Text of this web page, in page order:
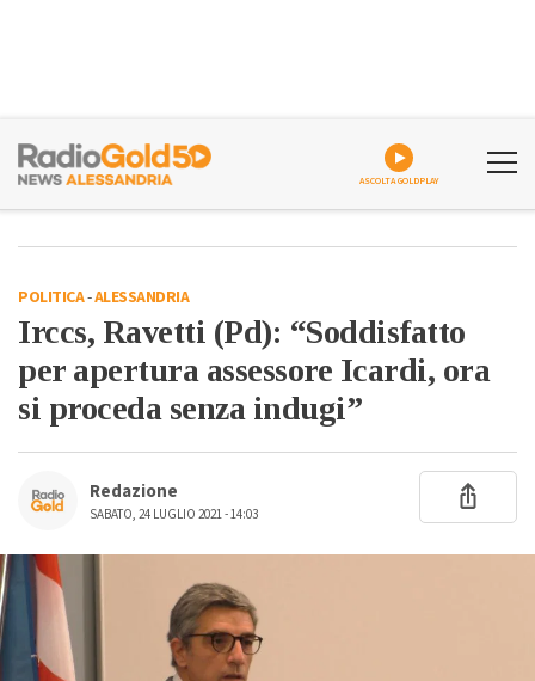
ASCOLTA GOLDPLAY
POLITICA-ALESSANDRIA
Irccs, Ravetti (Pd): “Soddisfatto
per apertura assessore Icardi, ora
si proceda senza indugi”
Redazione
SABATO, 24 LUGLIO 2021 - 14:03